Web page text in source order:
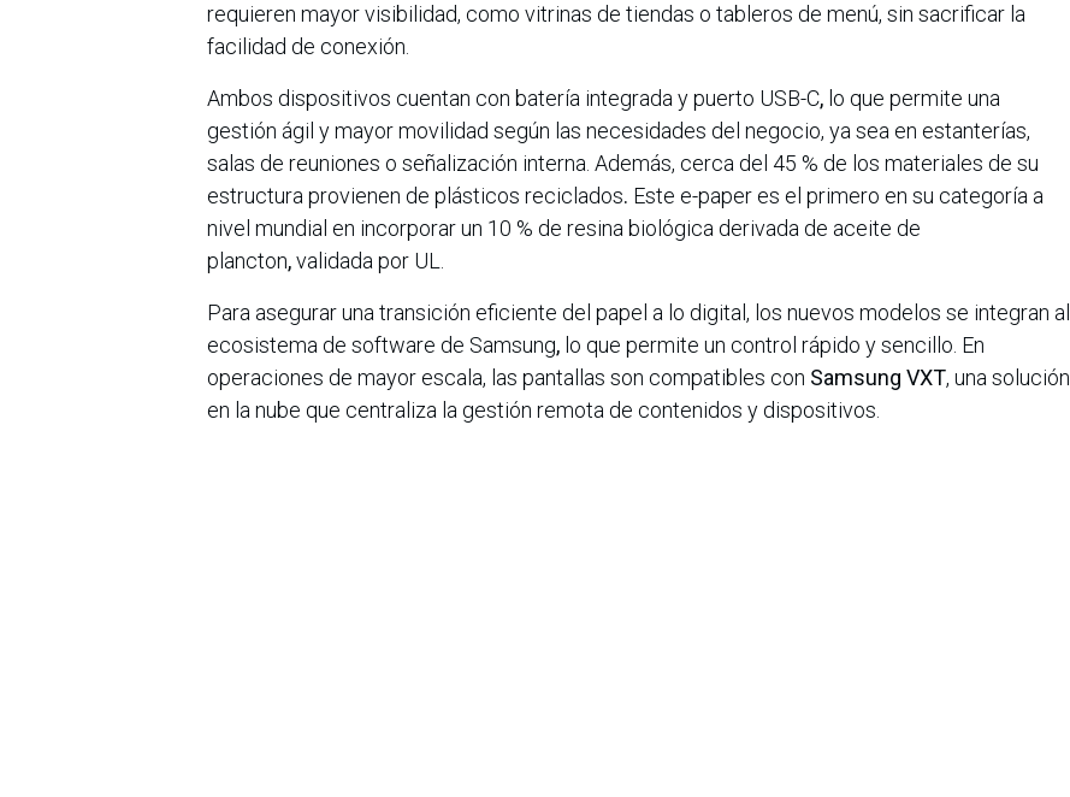
requieren mayor visibilidad, como vitrinas de tiendas o tableros de menú, sin sacrificar la
facilidad de conexión.
Ambos dispositivos cuentan con batería integrada y puerto USB-C, lo que permite una
gestión ágil y mayor movilidad según las necesidades del negocio, ya sea en estanterías,
salas de reuniones o señalización interna. Además, cerca del 45 % de los materiales de su
estructura provienen de plásticos reciclados. Este e-paper es el primero en su categoría a
nivel mundial en incorporar un 10 % de resina biológica derivada de aceite de
plancton,validada por UL.
Para asegurar una transición eficiente del papel a lo digital, los nuevos modelos se integran al
ecosistema de software de Samsung, lo que permite un control rápido y sencillo. En
operaciones de mayor escala, las pantallas son compatibles con Samsung VXT, una solución
en la nube que centraliza la gestión remota de contenidos y dispositivos.